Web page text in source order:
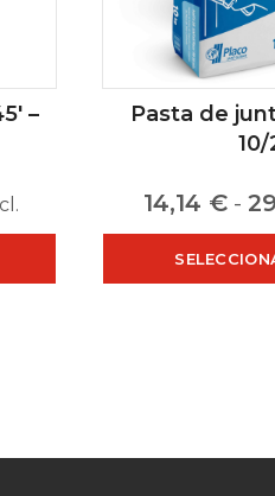
–
Pasta de
14,14 € -